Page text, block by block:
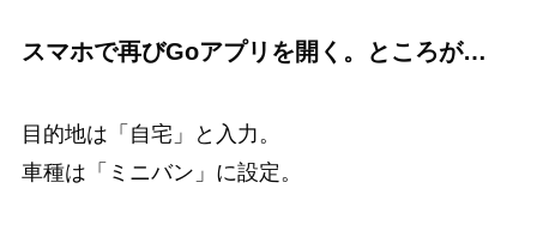
スマホで再びGoアプリを開く。ところが…
目的地は「自宅」と入力。
車種は「ミニバン」に設定。